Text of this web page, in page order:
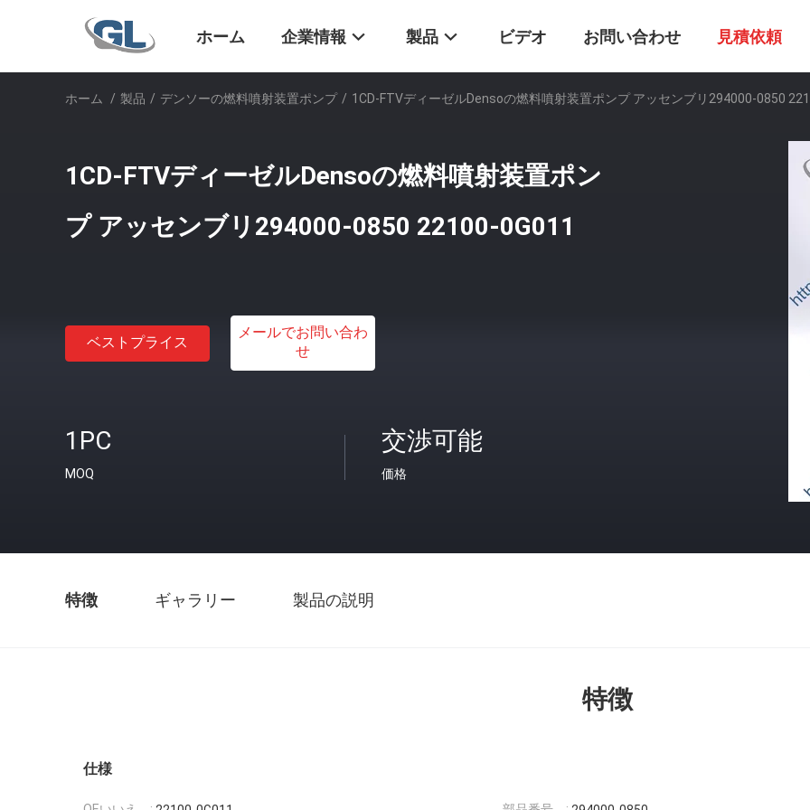
ホーム 企業情報 製品 ビデオ お問い合わせ 見積依頼
ホーム / 製品 / デンソーの燃料噴射装置ポンプ / 1CD-FTVディーゼルDensoの燃料噴射装置ポンプ アッセンブリ294000-0850
1CD-FTVディーゼルDensoの燃料噴射装置ポン
プ アッセンブリ294000-0850 22100-0G011
ベストプライス
メールでお問い合わ
せ
1PC
MOQ
交渉可能
価格
特徴 ギャラリー 製品の説明
特徴
仕様